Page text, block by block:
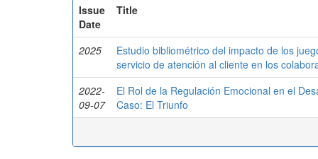
Issue
Date
Title
2025
Estudio bibliométrico del impacto de los
servicio de atención al cliente en los
2022-
09-07
El Rol de la Regulación Emocional en el
Caso: El Triunfo